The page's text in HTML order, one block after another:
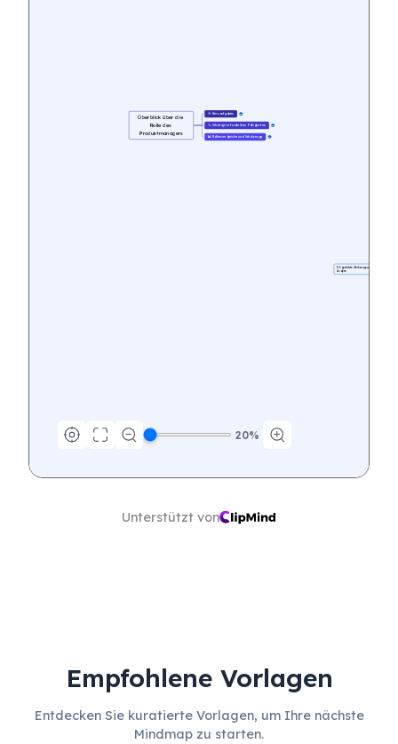
🎯 Kernaufgaben 15
🔧 Wichtige erforderliche Fähigkeiten 15
📊 Rollenvergleiche und Werkzeuge
Überblick über die
Rolle des
Produktmanagers
KI-gestützte Werkzeuge wie ClipMind für
Analyse
20%
Unterstützt von
Empfohlene Vorlagen
Entdecken Sie kuratierte Vorlagen, um Ihre nächste
Mindmap zu starten.